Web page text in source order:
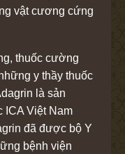
vật cương cứng
thuốc cường
y thầy thuốc
là sản
ICA Việt Nam
đã được bộ Y
bệnh viện